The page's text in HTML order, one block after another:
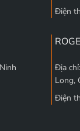
Điện
Địa
Long,
Điện